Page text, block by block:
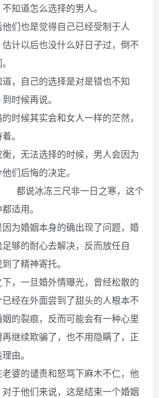
知道怎么选择的男人。
们也是觉得自己已经受制于人
计以后也没什么好日子过，倒不
，自己的选择是对是错也不知
时候再说。
其实会和女人一样的茫然，
。
，无法选择的时候，男人会因为
们后悔的决定。
说冰冻三尺非一日之寒，这个
适用。
为婚姻本身的确出现了问题，婚
够的耐心去解决，反而放任自
了精神寄托。
旦婚外情曝光，曾经松散的
经在外面尝到了甜头的人根本不
的裂痕，反而可能会有一种心里
继续欺骗了，也不用隐瞒了，正
由。
谴责和怒骂下麻木不仁，他
于他们来说，这是结束一个婚姻